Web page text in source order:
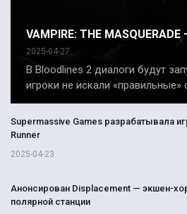
VAMPIRE: THE MASQUERADE
2025-04-27
В Bloodlines 2 диалоги будут
игроки не искали «правильные»
Supermassive Games разрабатывала
Runner
2025-04-23
Анонсирован Displacement — экшен-
полярной станции